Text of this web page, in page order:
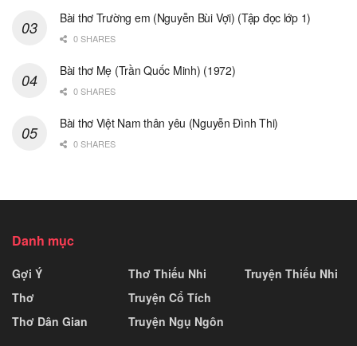
Bài thơ Trường em (Nguyễn Bùi Vợi) (Tập đọc lớp 1)
0 SHARES
Bài thơ Mẹ (Trần Quốc Minh) (1972)
0 SHARES
Bài thơ Việt Nam thân yêu (Nguyễn Đình Thi)
0 SHARES
Danh mục
Gợi Ý
Thơ
Thơ Dân Gian
Thơ Thiếu Nhi
Truyện Cổ Tích
Truyện Ngụ Ngôn
Truyện Thiếu Nhi